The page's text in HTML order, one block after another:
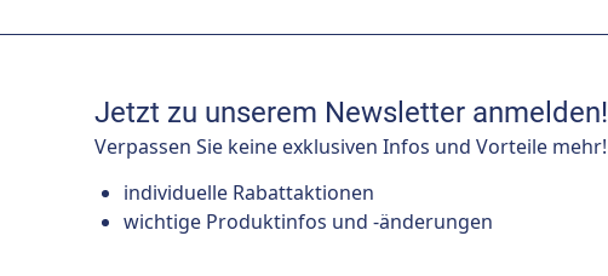
Jetzt zu unserem Newsletter anmelden!
Verpassen Sie keine exklusiven Infos und Vorteile mehr!
individuelle Rabattaktionen
wichtige Produktinfos und -änderungen